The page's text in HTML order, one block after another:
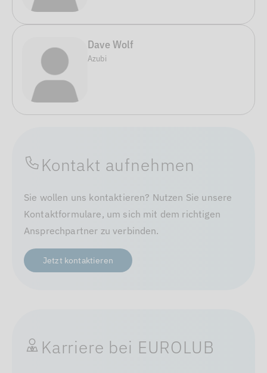
Dave Wolf
Azubi
Kontakt aufnehmen
Sie wollen uns kontaktieren? Nutzen Sie unsere
Kontaktformulare, um sich mit dem richtigen
Ansprechpartner zu verbinden.
Jetzt kontaktieren
Karriere bei EUROLUB